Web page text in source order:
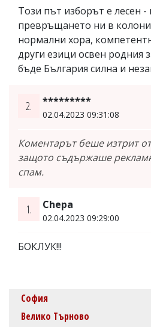
Този път изборът е лесен
превръщането ни в
нормални хора,
други езици освен родния
бъде България силна и
2. *********
02.04.2023 09:31:08
Коментарът беше изтрит
защото съдържаше
спам.
1. Chepa
02.04.2023 09:29:00
БОКЛУК!!!
София
Велико Търново